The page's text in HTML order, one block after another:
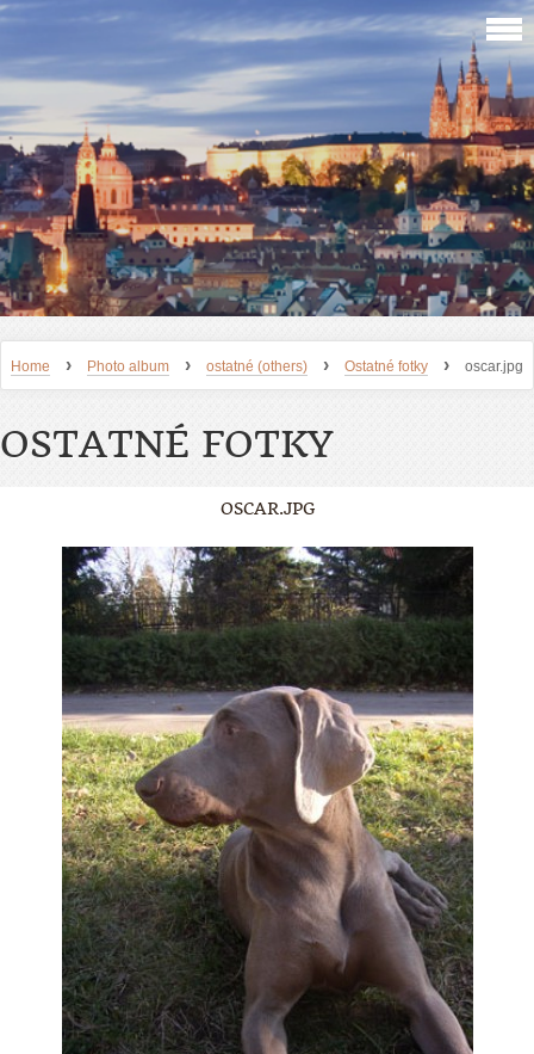
Home › Photo album › ostatné (others) › Ostatné fotky › oscar.jpg
OSTATNÉ FOTKY
OSCAR.JPG